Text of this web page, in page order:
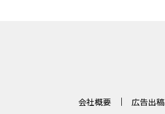
会社概要 広告出稿